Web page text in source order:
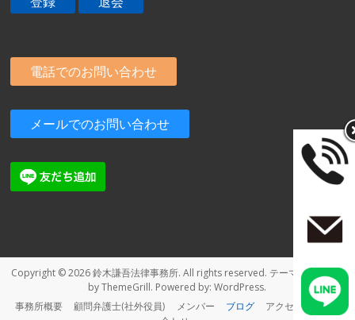
電話でのお問い合わせ
メールでのお問い合わせ
Copyright © 2026鈴木謙吾法律事務所. All rights reserved. テーマ:Spacious
by ThemeGrill. Powered by:WordPress.
事務所概要 顧問弁護士(社外役員) メンバー ブログ アクセス
お問い